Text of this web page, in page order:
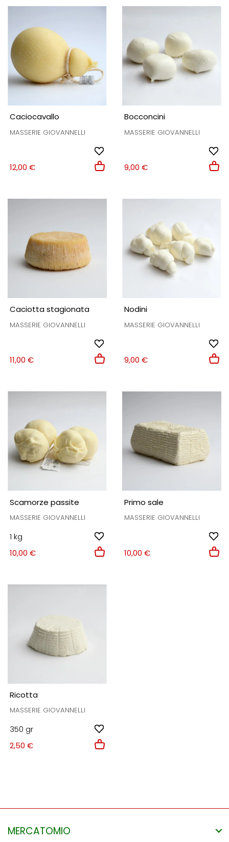
Caciocavallo
MASSERIE GIOVANNELLI
12,00 €
Bocconcini
MASSERIE GIOVANNELLI
9,00 €
Caciotta stagionata
MASSERIE GIOVANNELLI
11,00 €
Nodini
MASSERIE GIOVANNELLI
9,00 €
Scamorze passite
MASSERIE GIOVANNELLI
1 kg
10,00 €
Primo sale
MASSERIE GIOVANNELLI
10,00 €
Ricotta
MASSERIE GIOVANNELLI
350 gr
2,50 €
MERCATOMIO